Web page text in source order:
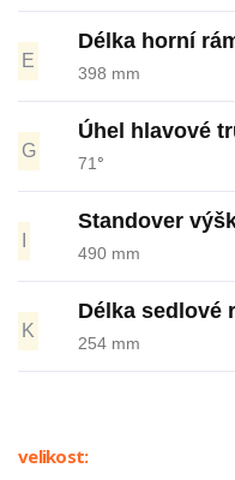
E
Délka horní
398 mm
G
Úhel hlavové
71°
Standover
490 mm
K
Délka sedlové
254 mm
velikost: